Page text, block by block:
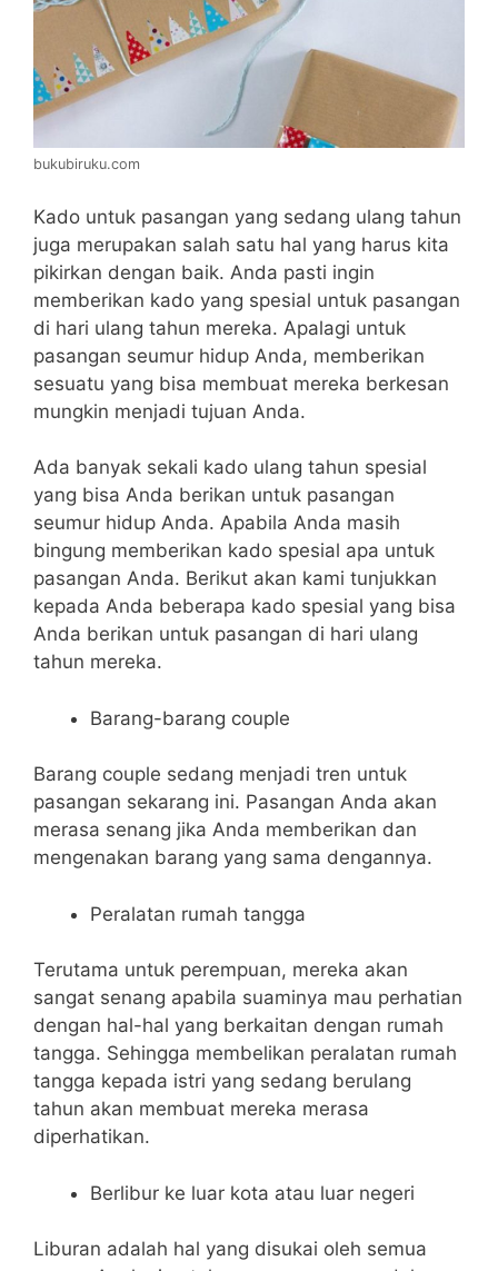
bukubiruku.com
Kado untuk pasangan yang sedang ulang tahun
juga merupakan salah satu hal yang harus kita
pikirkan dengan baik. Anda pasti ingin
memberikan kado yang spesial untuk pasangan
di hari ulang tahun mereka. Apalagi untuk
pasangan seumur hidup Anda, memberikan
sesuatu yang bisa membuat mereka berkesan
mungkin menjadi tujuan Anda.
Ada banyak sekali kado ulang tahun spesial
yang bisa Anda berikan untuk pasangan
seumur hidup Anda. Apabila Anda masih
bingung memberikan kado spesial apa untuk
pasangan Anda. Berikut akan kami tunjukkan
kepada Anda beberapa kado spesial yang bisa
Anda berikan untuk pasangan di hari ulang
tahun mereka.
Barang-barang couple
Barang couple sedang menjadi tren untuk
pasangan sekarang ini. Pasangan Anda akan
merasa senang jika Anda memberikan dan
mengenakan barang yang sama dengannya.
Peralatan rumah tangga
Terutama untuk perempuan, mereka akan
sangat senang apabila suaminya mau perhatian
dengan hal-hal yang berkaitan dengan rumah
tangga. Sehingga membelikan peralatan rumah
tangga kepada istri yang sedang berulang
tahun akan membuat mereka merasa
diperhatikan.
Berlibur ke luar kota atau luar negeri
Liburan adalah hal yang disukai oleh semua